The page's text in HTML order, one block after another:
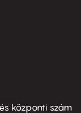
központi szám